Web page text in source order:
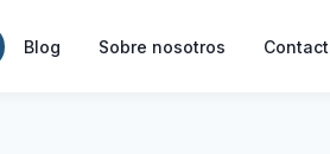
Blog Sobre nosotros